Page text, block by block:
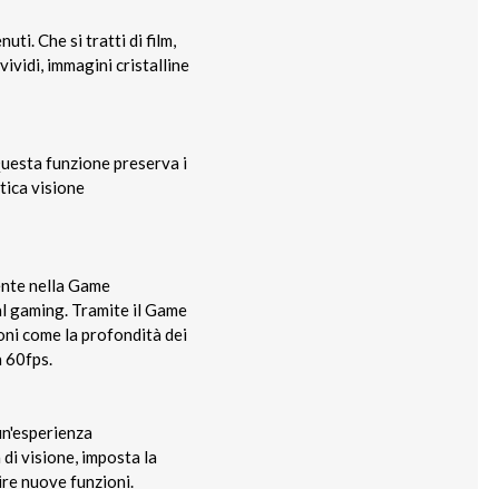
Che si tratti di film,
immagini cristalline
funzione preserva i
visione
nella Game
Tramite il Game
come la profondità dei
60fps.
visione, imposta la
nuove funzioni.